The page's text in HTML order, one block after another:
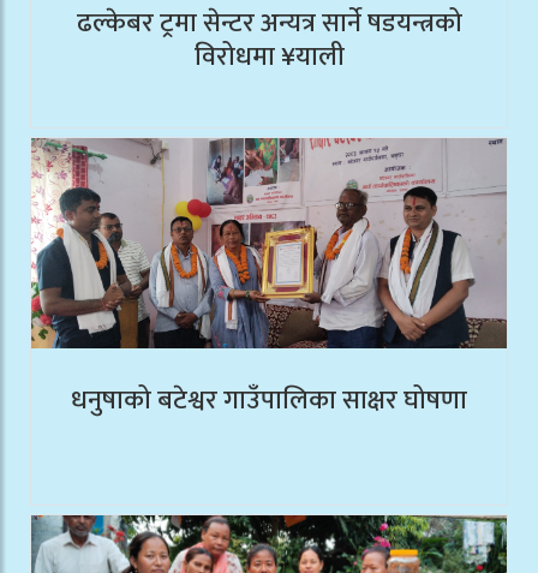
ढल्केबर ट्रमा सेन्टर अन्यत्र सार्ने षडयन्त्रको
विरोधमा ¥याली
धनुषाको बटेश्वर गाउँपालिका साक्षर घोषणा